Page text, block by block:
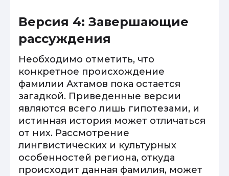
Версия 4: Завершающие
рассуждения
Необходимо отметить, что
конкретное происхождение
фамилии Ахтамов пока остается
загадкой. Приведенные версии
являются всего лишь гипотезами, и
истинная история может отличаться
от них. Рассмотрение
лингвистических и культурных
особенностей региона, откуда
происходит данная фамилия, может